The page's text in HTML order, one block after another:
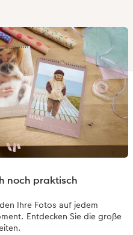
noch praktisch
Ihre Fotos auf jedem
Entdecken Sie die große